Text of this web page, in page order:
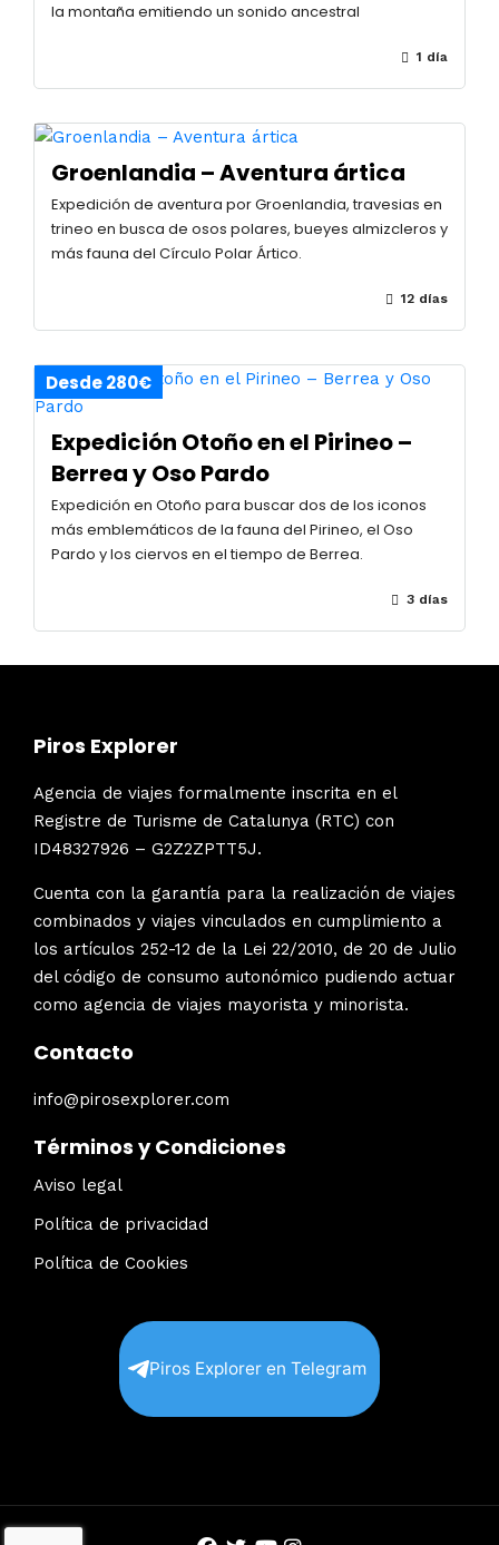
la montaña emitiendo un sonido ancestral
1 día
Groenlandia – Aventura ártica
Expedición de aventura por Groenlandia, travesias en
trineo en busca de osos polares, bueyes almizcleros y
más fauna del Círculo Polar Ártico.
12 días
Desde 280€
Expedición Otoño en el Pirineo –
Berrea y Oso Pardo
Expedición en Otoño para buscar dos de los iconos
más emblemáticos de la fauna del Pirineo, el Oso
Pardo y los ciervos en el tiempo de Berrea.
3 días
Piros Explorer
Agencia de viajes formalmente inscrita en el
Registre de Turisme de Catalunya (RTC) con
ID48327926 – G2Z2ZPTT5J.
Cuenta con la garantía para la realización de viajes
combinados y viajes vinculados en cumplimiento a
los artículos 252-12 de la Lei 22/2010, de 20 de Julio
del código de consumo autonómico pudiendo actuar
como agencia de viajes mayorista y minorista.
Contacto
info@pirosexplorer.com
Términos y Condiciones
Aviso legal
Política de privacidad
Política de Cookies
Piros Explorer en Telegram